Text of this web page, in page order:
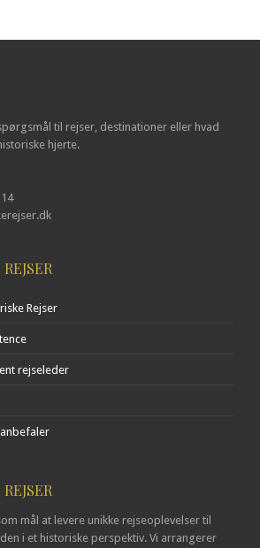
til rejser, destinationer eller hvad
hjerte.
Rejser
rejseleder
mål at levere unikke rejseoplevelser til
i et historiske perspektiv. Vi arrangerer